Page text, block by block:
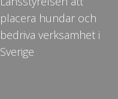
placera hundar och
bedriva verksamhet i
Sverige